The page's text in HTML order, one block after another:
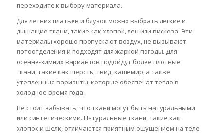
переходите к выбору материала.
Для летних платьев и блузок можно выбрать легкие и
дышащие ткани, такие как хлопок, лен или вискоза. Эти
материалы хорошо пропускают воздух, не вызывают
потоотделения и подходят для жаркой погоды. Для
осенне-зимних вариантов подойдут более плотные
ткани, такие как шерсть, твид, кашемир, а также
утепленные варианты, которые обеспечат тепло в
холодное время года.
Не стоит забывать, что ткани могут быть натуральными
или синтетическими. Натуральные ткани, такие как
хлопок и шелк, отличаются приятным ощущением на теле